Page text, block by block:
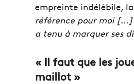
empreinte indélébile,
référence pour moi […]
a tenu à marquer ses
« Il faut que les
maillot »